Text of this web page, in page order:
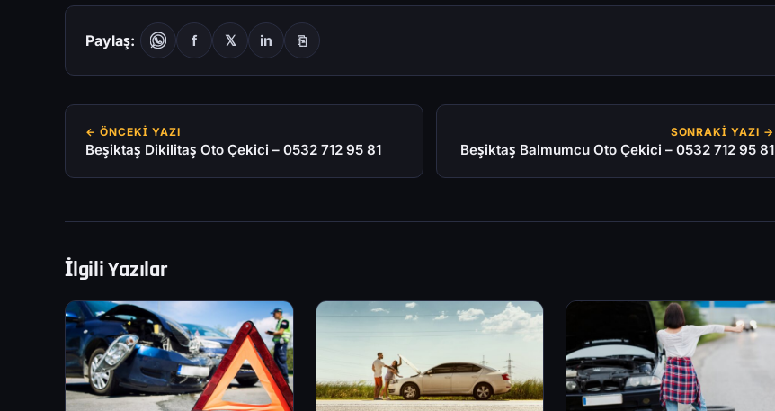
Paylaş: f 𝕏 in ⎘
← ÖNCEKI YAZI
Beşiktaş Dikilitaş Oto Çekici – 0532 712 95 81
SONRAKI YAZI →
Beşiktaş Balmumcu Oto Çekici – 0532 712 95 81
İlgili Yazılar